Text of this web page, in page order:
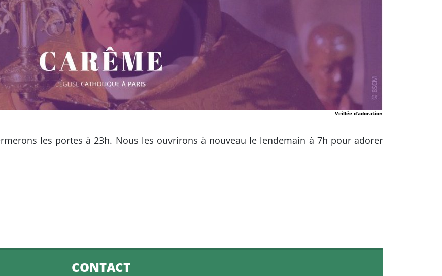
Veillée d’adoration
les portes à 23h. Nous les ouvrirons à nouveau le lendemain à 7h pour adorer
CONTACT